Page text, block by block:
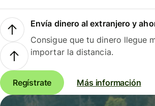
Envía dinero al extranjero y
Consigue que tu dinero llegue
importar la distancia.
Regístrate Más información